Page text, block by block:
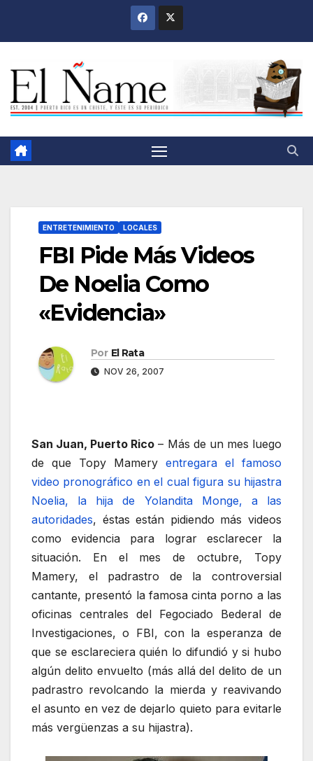
ENTRETENIMIENTO LOCALES
FBI Pide Más Videos
De Noelia Como
«Evidencia»
Por El Rata
NOV 26, 2007
San Juan, Puerto Rico – Más de un mes luego
de que Topy Mamery entregara el famoso
video pronográfico en el cual figura su hijastra
Noelia, la hija de Yolandita Monge, a las
autoridades, éstas están pidiendo más videos
como evidencia para lograr esclarecer la
situación. En el mes de octubre, Topy
Mamery, el padrastro de la controversial
cantante, presentó la famosa cinta porno a las
oficinas centrales del Fegociado Bederal de
Investigaciones, o FBI, con la esperanza de
que se esclareciera quién lo difundió y si hubo
algún delito envuelto (más allá del delito de un
padrastro revolcando la mierda y reavivando
el asunto en vez de dejarlo quieto para evitarle
más vergüenzas a su hijastra).